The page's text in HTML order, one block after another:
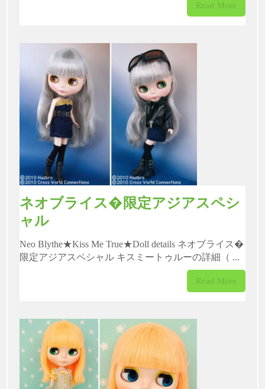
Read More
ネオブライス�限定アジアスペシ
ャル
Neo Blythe★Kiss Me True★Doll details ネオブライス�
限定アジアスペシャル キスミートゥルーの詳細（ ...
Read More